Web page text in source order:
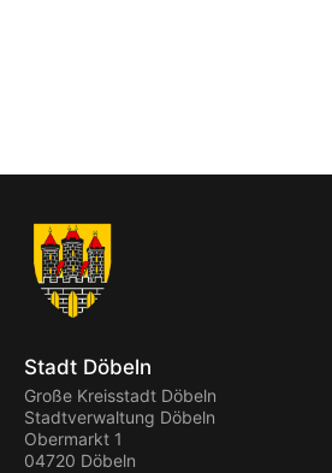
Stadt Döbeln
Große Kreisstadt Döbeln
Stadtverwaltung Döbeln
Obermarkt 1
04720 Döbeln